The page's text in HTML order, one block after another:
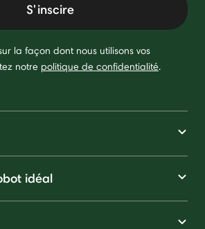
S'inscire
la façon dont nous utilisons vos
notre politique de confidentialité.
idéal